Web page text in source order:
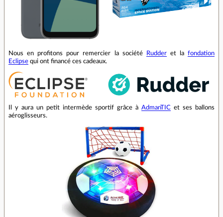
Nous en profitons pour remercier la société Rudderet lafondation
Eclipse qui ont financé ces cadeaux.
Il y aura un petit intermède sportif grâce à AdmanTIC et ses ballons
aéroglisseurs.